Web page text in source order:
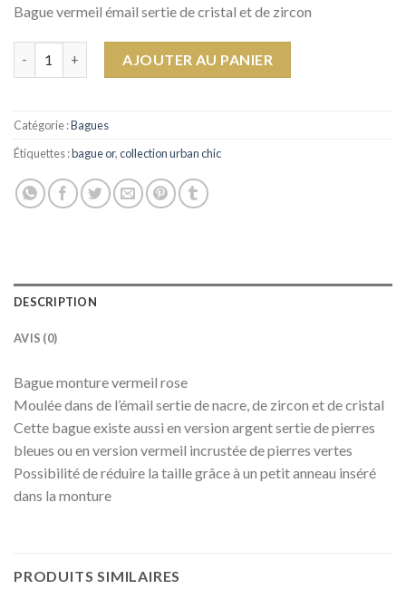
Bague vermeil émail sertie de cristal et de zircon
AJOUTER AU PANIER
Catégorie :Bagues
Étiquettes :bague or,collection urban chic
DESCRIPTION
AVIS (0)
Bague monture vermeil rose
Moulée dans de l’émail sertie de nacre, de zircon et de cristal
Cette bague existe aussi en version argent sertie de pierres
bleues ou en version vermeil incrustée de pierres vertes
Possibilité de réduire la taille grâce à un petit anneau inséré
dans la monture
PRODUITS SIMILAIRES